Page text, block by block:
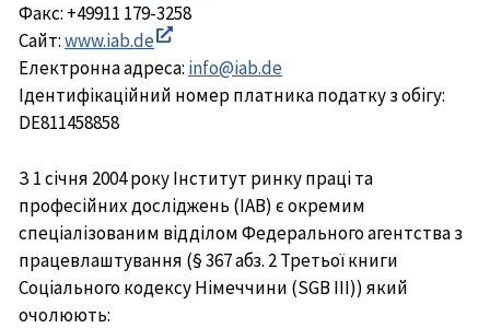
Факс: +49911 179-3258
Сайт:www.iab.de
In
neuem
Fenster
Електронна адреса: info@iab.de
Ідентифікаційний номер платника податку з обігу:
DE811458858
З 1 січня 2004 року Інститут ринку праці та
професійних досліджень (IAB) є окремим
спеціалізованим відділом Федерального агентства з
працевлаштування (§ 367 абз. 2 Третьої книги
Соціального кодексу Німеччини (SGB III)) який
очолюють: